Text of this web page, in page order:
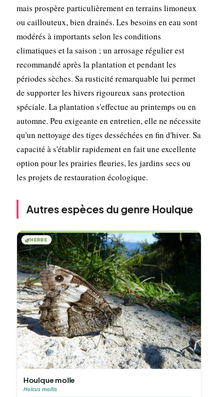
mais prospère particulièrement en terrains limoneux
ou caillouteux, bien drainés. Les besoins en eau sont
modérés à importants selon les conditions
climatiques et la saison ; un arrosage régulier est
recommandé après la plantation et pendant les
périodes sèches. Sa rusticité remarquable lui permet
de supporter les hivers rigoureux sans protection
spéciale. La plantation s'effectue au printemps ou en
automne. Peu exigeante en entretien, elle ne nécessite
qu'un nettoyage des tiges desséchées en fin d'hiver. Sa
capacité à s'établir rapidement en fait une excellente
option pour les prairies fleuries, les jardins secs ou
les projets de restauration écologique.
Autres espèces du genre Houlque
🌿HERBE
Houlque molle
Holcus mollis